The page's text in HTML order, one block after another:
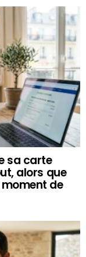
sa carte
alors que
de